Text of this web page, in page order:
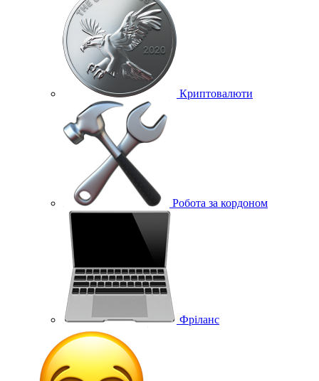
Криптовалюти
Робота за кордоном
Фріланс